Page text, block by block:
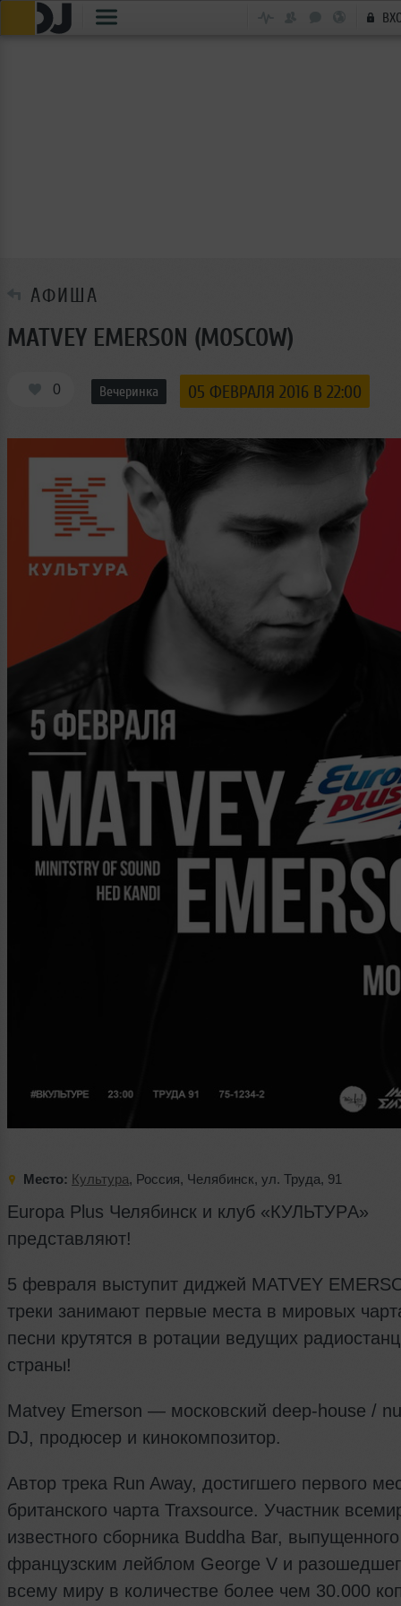
АФИША
MATVEY EMERSON (MOSCOW)
0 Вечеринка 05 ФЕВРАЛЯ 2016 В 22:00
Место: Культура, Россия, Челябинск, ул. Труда, 91
Europa Plus Челябинск и клуб «КУЛЬТУРA»
представляют!
5 февраля выступит диджей MATVEY
треки занимают первые места в мировых
песни крутятся в ротации ведущих
страны!
Matvey Emerson — московский deep-house /
DJ, продюсер и кинокомпозитор.
Автор трека Run Away, достигшего первого
британского чарта Traxsource. Участник
известного сборника Buddha Bar, выпущенного
французским лейблом George V и
всему миру в количестве более чем 30.000